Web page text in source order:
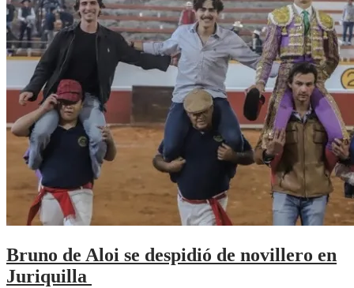
Bruno de Aloi se despidió de novillero en
Juriquilla